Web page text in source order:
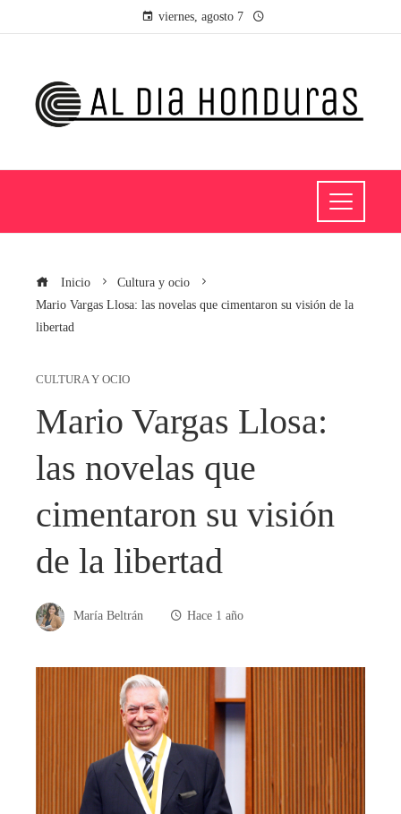
viernes, agosto 7
Inicio
Cultura y ocio
Mario Vargas Llosa: las novelas que cimentaron su visión de la
libertad
CULTURA Y OCIO
Mario Vargas Llosa:
las novelas que
cimentaron su visión
de la libertad
María Beltrán Hace 1 año